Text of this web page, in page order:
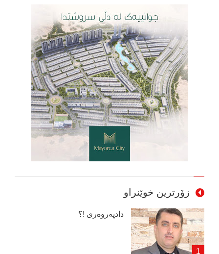
زۆرترین خوێنراو
دادپەروەری !؟